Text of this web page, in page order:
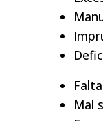
Mal